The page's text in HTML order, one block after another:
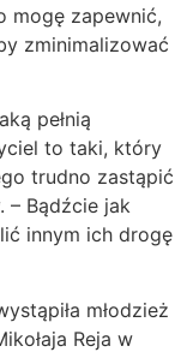
mogę zapewnić,
zminimalizować
pełnią
to taki, który
trudno zastąpić
– Bądźcie jak
innym ich drogę
młodzież
Reja w